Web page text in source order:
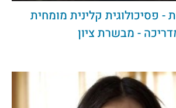
- פסיכולוגית קלינית מומחית
- מבשרת ציון